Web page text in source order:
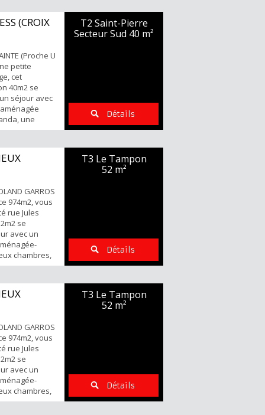
commodités
non nominatif
(CROIX
(Proche U
petite
cet
40m2 se
séjour avec
une
une salle de
Points
commodités
T2 Saint-Pierre
Secteur Sud 40 m²
Détails
GARROS
974m2, vous
rue Jules
se
avec un
chambres,
séparé.
extérieur Pour
visites
T3 Le Tampon
52 m²
Détails
GARROS
974m2, vous
rue Jules
se
avec un
chambres,
séparé.
T3 Le Tampon
52 m²
Détails